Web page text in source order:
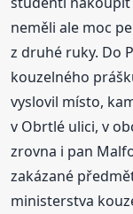
neměli ale moc
z druhé ruky. Do
kouzelného
vyslovil místo,
v Obrtlé ulici, v
zrovna i pan
zakázané
ministerstva